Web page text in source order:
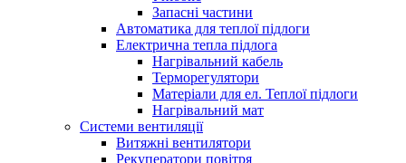
Запасні частини
Автоматика для теплої підлоги
Електрична тепла підлога
Нагрівальний кабель
Терморегулятори
Матеріали для ел. Теплої підлоги
Нагрівальний мат
Системи вентиляції
Витяжні вентилятори
Рекуператори повітря